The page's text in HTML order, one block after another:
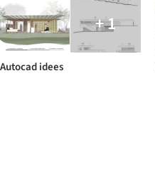
+ 1
Autocad idees